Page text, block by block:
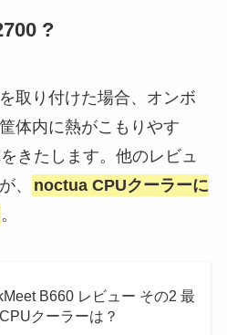
?
取り付けた場合、オンボ
体内に熱がこもりやす
きたします。他のレビュ
、
noctua CPUクーラーに
。
B660 レビュー その2 最
クーラーは？